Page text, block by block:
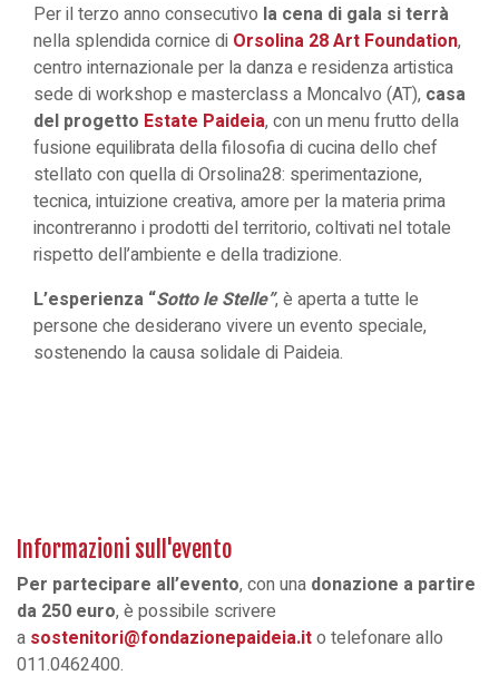
Per il terzo anno consecutivo la cena di gala si terrà
nella splendida cornice di Orsolina 28 Art Foundation,
centro internazionale per la danza e residenza artistica
sede di workshop e masterclass a Moncalvo (AT), casa
del progetto Estate Paideia, con un menu frutto della
fusione equilibrata della filosofia di cucina dello chef
stellato con quella di Orsolina28: sperimentazione,
tecnica, intuizione creativa, amore per la materia prima
incontreranno i prodotti del territorio, coltivati nel totale
rispetto dell’ambiente e della tradizione.
L’esperienza “Sotto le Stelle”, è aperta a tutte le
persone che desiderano vivere un evento speciale,
sostenendo la causa solidale di Paideia.
Informazioni sull'evento
Per partecipare all’evento, con una donazione a partire
da 250 euro, è possibile scrivere
a sostenitori@fondazionepaideia.ito telefonare allo
011.0462400.